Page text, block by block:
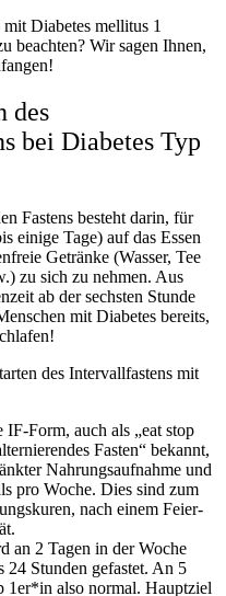
Diabetes mellitus 1
beachten? Wir sagen Ihnen,
des
bei Diabetes Typ
Fastens besteht darin, für
einige Tage) auf das Essen
Getränke (Wasser, Tee
zu sich zu nehmen. Aus
ab der sechsten Stunde
mit Diabetes bereits,
des Intervallfastens mit
IF-Form, auch als „eat stop
Fasten“ bekannt,
Nahrungsaufnahme und
pro Woche. Dies sind zum
nach einem Feier-
an 2 Tagen in der Woche
24 Stunden gefastet. An 5
1er*in also normal. Hauptziel